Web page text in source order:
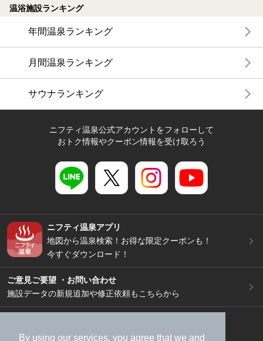
By using our services, you agree that we and
温浴施設ランキング
年間温泉ランキング
月間温泉ランキング
サウナランキング
ニフティ温泉公式アカウントをフォローして
おトク情報やクーポン情報を受け取ろう
ニフティ温泉アプリ
地図から温泉検索！お得な限定クーポンも！
今すぐダウンロード！
ご意見ご要望 ・お問い合わせ
施設データの新規追加や修正依頼もこちらから
加盟店募集（資料請求）
広告出稿のご案内